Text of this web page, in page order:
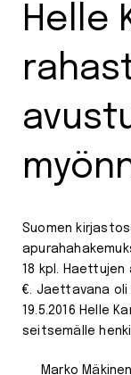
Helle
Suomen
18 kpl. Haettujen
€. Jaettavana oli
19.5.2016 Helle
seitsemälle
Marko